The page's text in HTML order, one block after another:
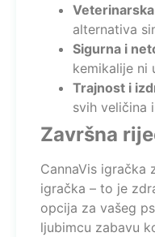
alternativa
Sigurna i
kemikalije ni
Trajnost i
svih veličina
Završna
CannaVis igračka
igračka – to je
opcija za vašeg
ljubimcu zabavu